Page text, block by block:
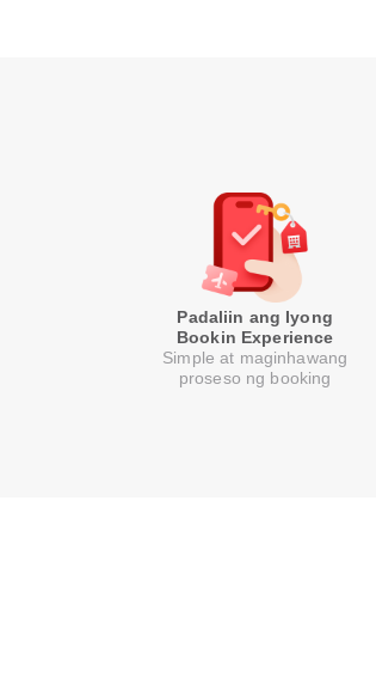
Padaliin ang Iyong
Bookin Experience
Simple at maginhawang
proseso ng booking